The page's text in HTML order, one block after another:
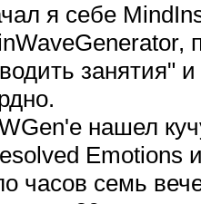
я себе
занятия"
нашел
Emotions
часов семь